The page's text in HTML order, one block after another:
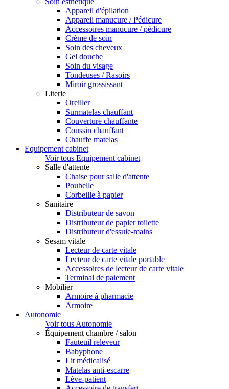
Appareil d'épilation
Appareil manucure / Pédicure
Accessoires manucure / pédicure
Crème de soin
Soin des cheveux
Gel douche
Soin du visage
Tondeuses / Rasoirs
Miroir grossissant
Literie
Oreiller
Surmatelas chauffant
Couverture chauffante
Coussin chauffant
Chauffe matelas
Equipement cabinet
Voir tous Equipement cabinet
Salle d'attente
Chaise pour salle d'attente
Poubelle
Corbeille à papier
Sanitaire
Distributeur de savon
Distributeur de papier toilette
Distributeur d'essuie-mains
Sesam vitale
Lecteur de carte vitale
Lecteur de carte vitale portable
Accessoires de lecteur de carte vitale
Terminal de paiement
Mobilier
Armoire à pharmacie
Armoire
Autonomie
Voir tous Autonomie
Équipement chambre / salon
Fauteuil releveur
Babyphone
Lit médicalisé
Matelas anti-escarre
Lève-patient